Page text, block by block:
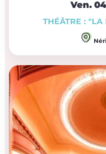
Ven.
THÉÂTRE :